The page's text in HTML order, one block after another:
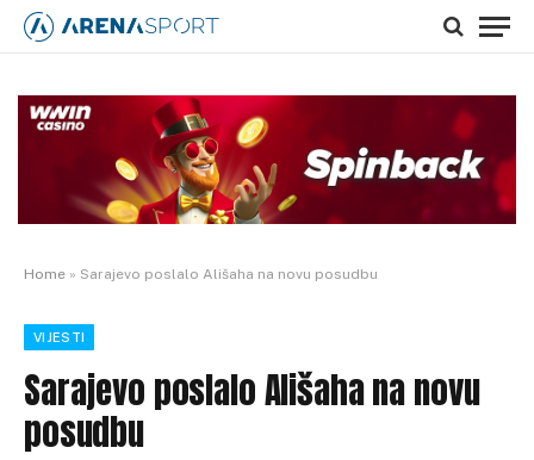
Home » Sarajevo poslalo Ališaha na novu posudbu
VIJESTI
Sarajevo poslalo Ališaha na novu
posudbu